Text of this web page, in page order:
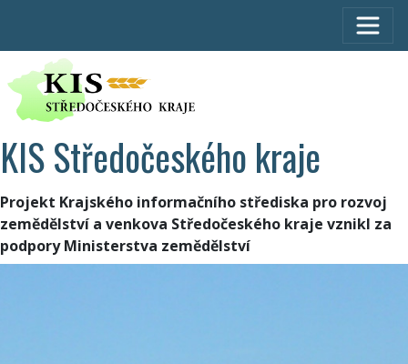
KIS Středočeského kraje
Projekt Krajského informačního střediska pro rozvoj
zemědělství a venkova Středočeského kraje vznikl za
podpory Ministerstva zemědělství